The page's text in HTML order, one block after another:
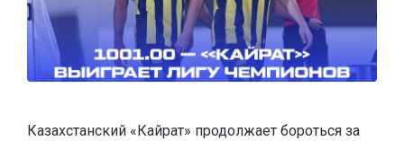
Казахстанский «Кайрат» продолжает бороться за